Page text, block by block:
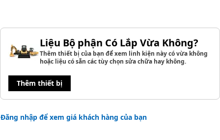
Liệu Bộ phận Có Lắp Vừa Không?
Thêm thiết bị của bạn để xem linh kiện này có vừa không
hoặc liệu có sẵn các tùy chọn sửa chữa hay không.
Thêm thiết bị
Đăng nhập để xem giá khách hàng của bạn